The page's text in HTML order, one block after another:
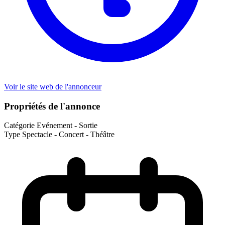
Voir le site web de l'annonceur
Propriétés de l'annonce
Catégorie Evénement - Sortie
Type Spectacle - Concert - Théâtre